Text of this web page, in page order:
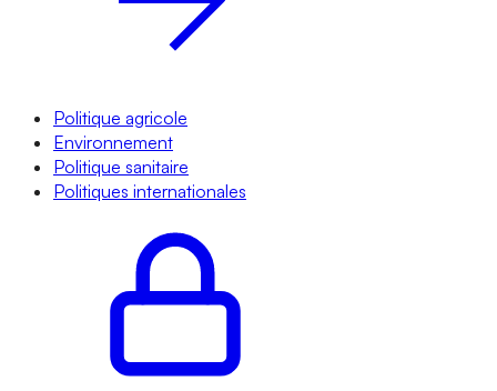
Politique agricole
Environnement
Politique sanitaire
Politiques internationales